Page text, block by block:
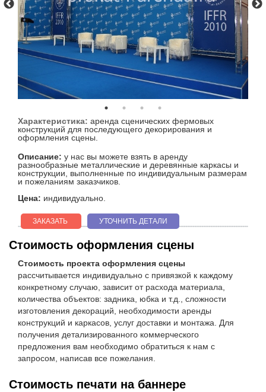
Характеристика: аренда сценических фермовых
конструкций для последующего декорирования и
оформления сцены.
Описание: у нас вы можете взять в аренду
разнообразные металлические и деревянные каркасы и
конструкции, выполненные по индивидуальным размерам
и пожеланиям заказчиков.
Цена: индивидуально.
ЗАКАЗАТЬ УТОЧНИТЬ ДЕТАЛИ
Стоимость оформления сцены
Стоимость проекта оформления сцены
рассчитывается индивидуально с привязкой к каждому
конкретному случаю, зависит от расхода материала,
количества объектов: задника, юбка и т.д., сложности
изготовления декораций, необходимости аренды
конструкций и каркасов, услуг доставки и монтажа. Для
получения детализированного коммерческого
предложения вам необходимо обратиться к нам с
запросом, написав все пожелания.
Стоимость печати на баннере